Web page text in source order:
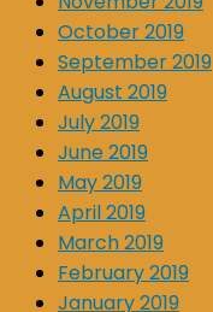
October 2019
September 2019
August 2019
July 2019
June 2019
May 2019
April 2019
March 2019
February 2019
January 2019